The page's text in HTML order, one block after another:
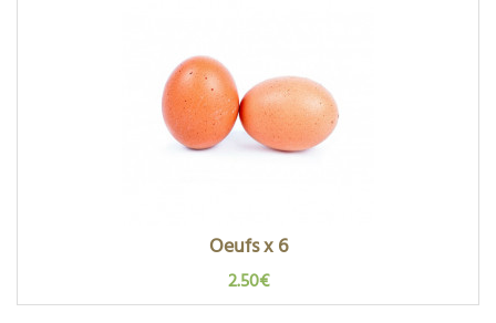
Oeufs x 6
2.50€